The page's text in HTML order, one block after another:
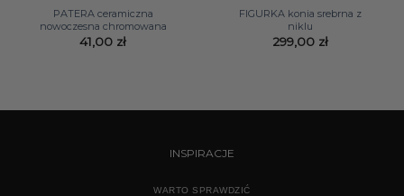
PATERA ceramiczna
nowoczesna chromowana
41,00 zł
FIGURKA konia srebrna z
niklu
299,00 zł
INSPIRACJE
WARTO SPRAWDZIĆ